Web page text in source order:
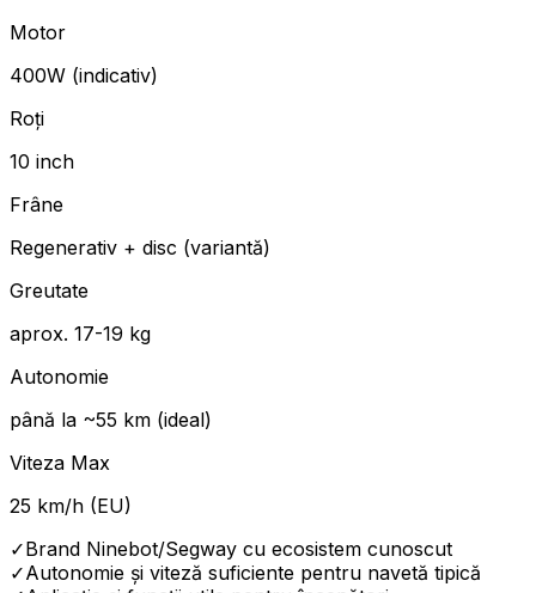
Motor
400W (indicativ)
Roți
10 inch
Frâne
Regenerativ + disc (variantă)
Greutate
aprox. 17-19 kg
Autonomie
până la ~55 km (ideal)
Viteza Max
25 km/h (EU)
✓Brand Ninebot/Segway cu ecosistem cunoscut
✓Autonomie și viteză suficiente pentru navetă tipică